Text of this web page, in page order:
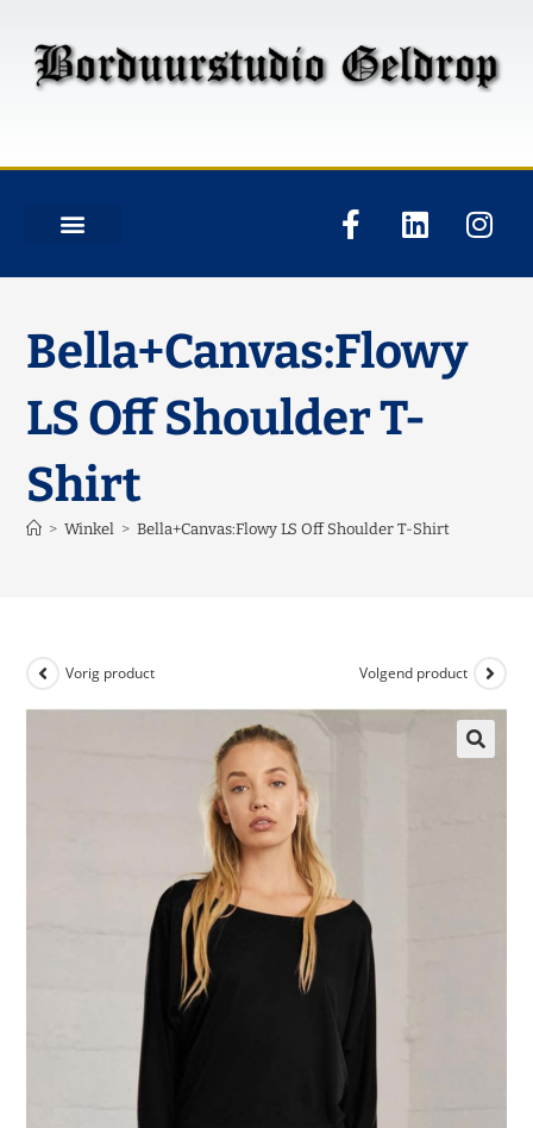
Bella+Canvas:Flowy
LS Off Shoulder T-
Shirt
> Winkel > Bella+Canvas:Flowy LS Off Shoulder T-Shirt
Vorig product Volgend product